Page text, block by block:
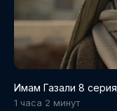
Имам Газали 8 серия
1 часа 2 минут